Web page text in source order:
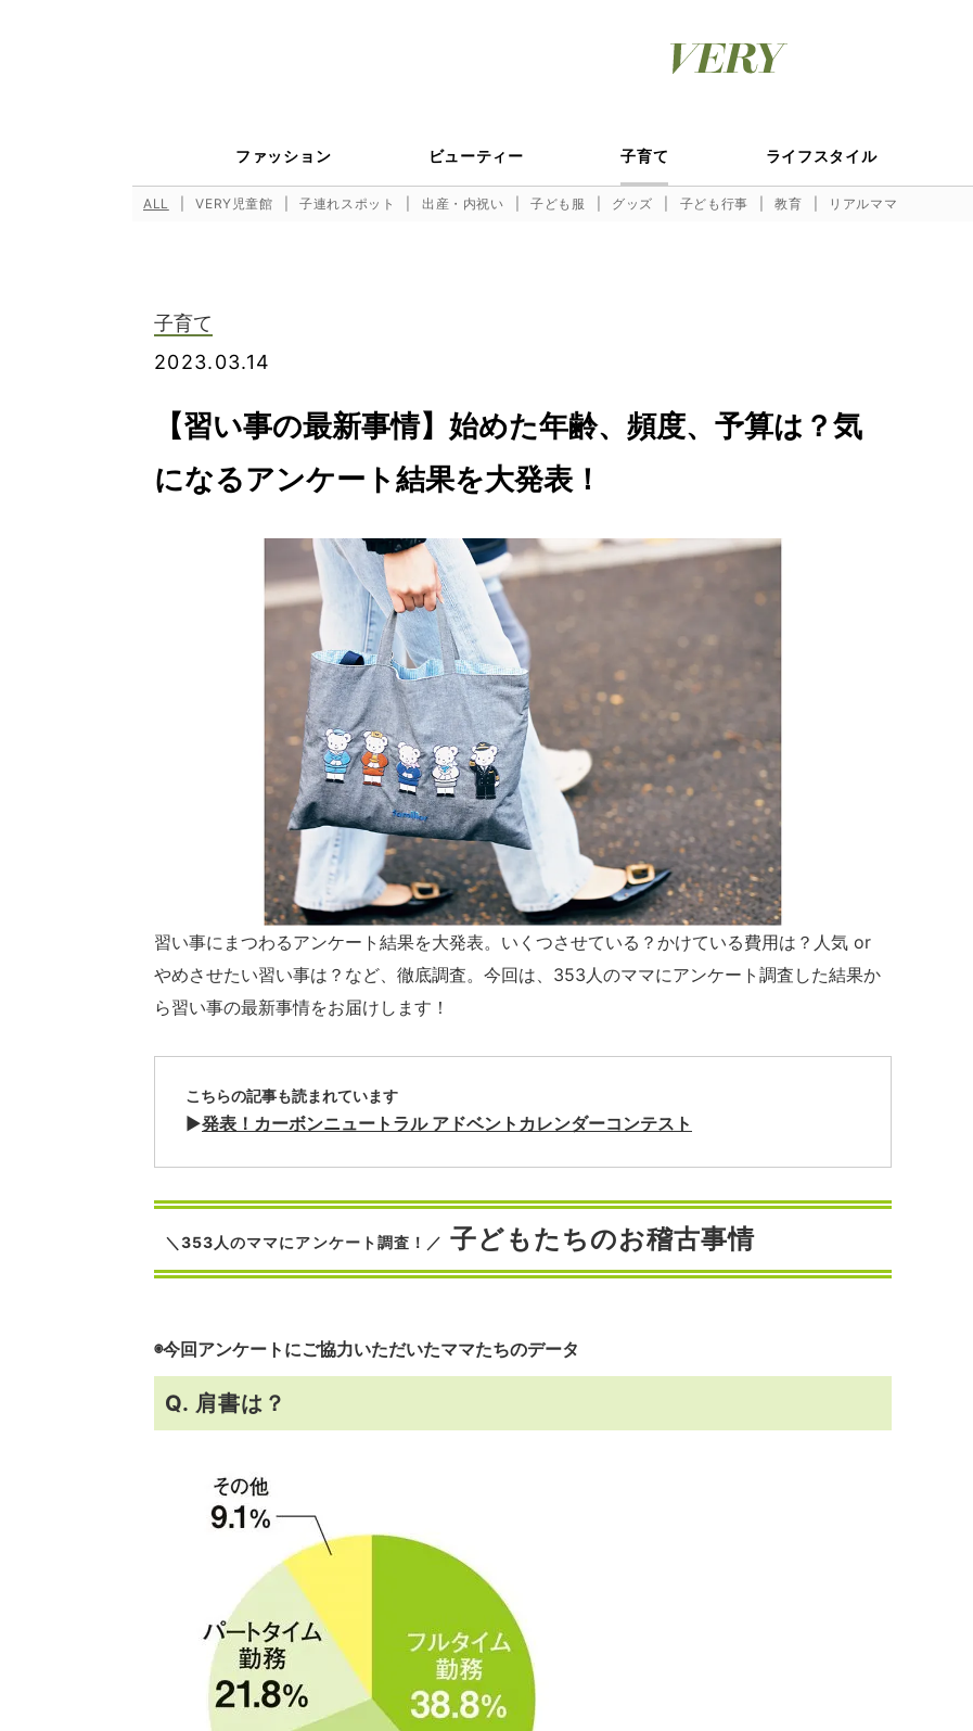
ファッション ビューティー 子育て ライフスタイル
ALL VERY児童館 子連れスポット 出産・内祝い 子ども服 グッズ 子ども行事 教育 リアルママ
子育て
2023.03.14
【習い事の最新事情】始めた年齢、頻度、予算は？気
になるアンケート結果を大発表！
習い事にまつわるアンケート結果を大発表。いくつさせている？かけている費用は？人気 or
やめさせたい習い事は？など、徹底調査。今回は、353人のママにアンケート調査した結果か
ら習い事の最新事情をお届けします！
こちらの記事も読まれています
▶︎発表！カーボンニュートラル アドベントカレンダーコンテスト
＼353人のママにアンケート調査！／ 子どもたちのお稽古事情
◉今回アンケートにご協力いただいたママたちのデータ
Q. 肩書は？